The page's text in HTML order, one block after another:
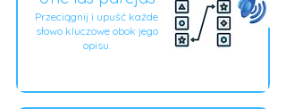
Przeciągnij i upuść każde
słowo kluczowe obok jego
opisu.